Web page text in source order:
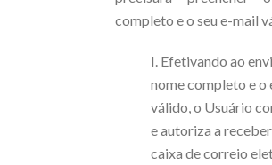
completo e o seu e-mail
I. Efetivando ao
nome completo e o
válido, o Usuário
e autoriza a
caixa de correio